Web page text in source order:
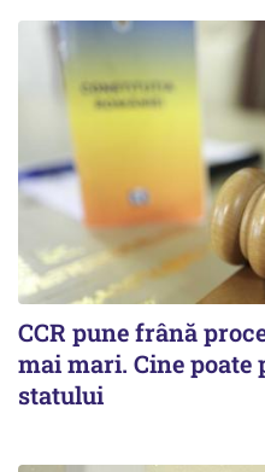
CCR pune frână
mai mari. Cine poate
statului